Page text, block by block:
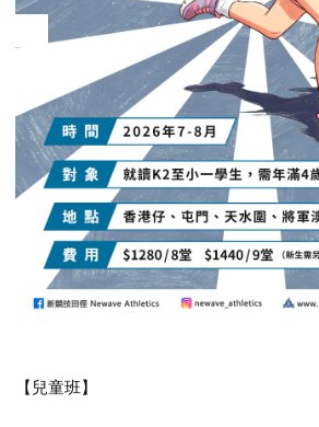
【兒童班】